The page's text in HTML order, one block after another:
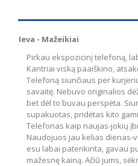
Ieva - Mažeikiai
Pirkau ekspozicinį telefoną,
Kantriai viską paaiškino,
Telefoną siunčiaus per
savaitę. Nebuvo originalios
bet dėl to buvau perspėta.
supakuotas, pridėtas kito
Telefonas kaip naujas-jokių
Naudojuos jau kelias dienas-
esu labai patenkinta, gavau
mažesnę kainą. Ačiū jums,